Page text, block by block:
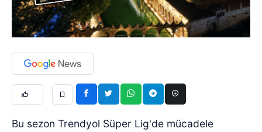
Bu sezon Trendyol Süper Lig'de mücadele